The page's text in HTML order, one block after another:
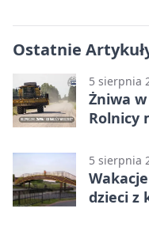
Ostatnie
5 sierpnia
Żniwa
Rolnicy
5 sierpnia
dzieci z